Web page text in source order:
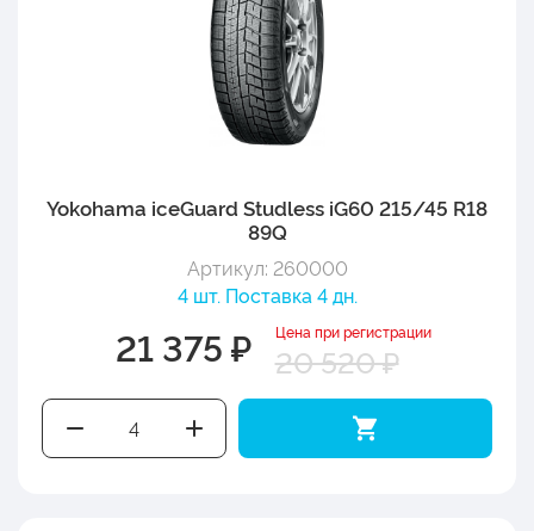
Yokohama iceGuard Studless iG60 215/45 R18
89Q
Артикул: 260000
4 шт. Поставка 4 дн.
21 375 ₽ Цена при регистрации
20 520 ₽